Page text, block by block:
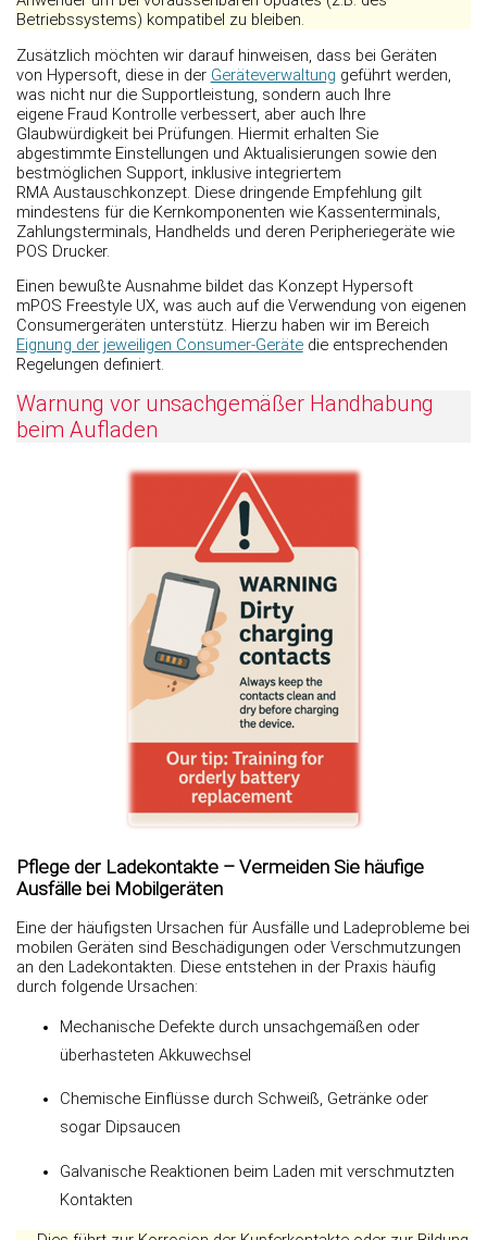
Betriebssystems) kompatibel zu bleiben.
Zusätzlich möchten wir darauf hinweisen, dass bei Geräten
von Hypersoft, diese in der Geräteverwaltung geführt werden,
was nicht nur die Supportleistung, sondern auch Ihre
eigene Fraud Kontrolle verbessert, aber auch Ihre
Glaubwürdigkeit bei Prüfungen. Hiermit erhalten Sie
abgestimmte Einstellungen und Aktualisierungen sowie den
bestmöglichen Support, inklusive integriertem
RMA Austauschkonzept. Diese dringende Empfehlung gilt
mindestens für die Kernkomponenten wie Kassenterminals,
Zahlungsterminals, Handhelds und deren Peripheriegeräte wie
POS Drucker.
Einen bewußte Ausnahme bildet das Konzept Hypersoft
mPOS Freestyle UX, was auch auf die Verwendung von eigenen
Consumergeräten unterstütz. Hierzu haben wir im Bereich
Eignung der jeweiligen Consumer-Gerätedie entsprechenden
Regelungen definiert.
Warnung vor unsachgemäßer Handhabung
beim Aufladen
Pflege der Ladekontakte – Vermeiden Sie häufige
Ausfälle bei Mobilgeräten
Eine der häufigsten Ursachen für Ausfälle und Ladeprobleme bei
mobilen Geräten sind Beschädigungen oder Verschmutzungen
an den Ladekontakten. Diese entstehen in der Praxis häufig
durch folgende Ursachen:
Mechanische Defekte durch unsachgemäßen oder
überhasteten Akkuwechsel
Chemische Einflüsse durch Schweiß, Getränke oder
sogar Dipsaucen
Galvanische Reaktionen beim Laden mit verschmutzten
Kontakten